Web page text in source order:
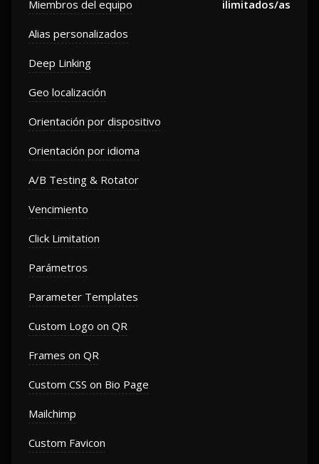
Miembros del equipo ilimitados/as
Alias ​​personalizados
Deep Linking
Geo localización
Orientación por dispositivo
Orientación por idioma
A/B Testing & Rotator
Vencimiento
Click Limitation
Parámetros
Parameter Templates
Custom Logo on QR
Frames on QR
Custom CSS on Bio Page
Mailchimp
Custom Favicon